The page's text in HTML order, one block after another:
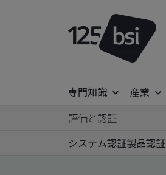
専門知識 産業
評価と認証
システム認証製品認証